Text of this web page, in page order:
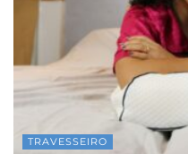
TRAVESSEIRO